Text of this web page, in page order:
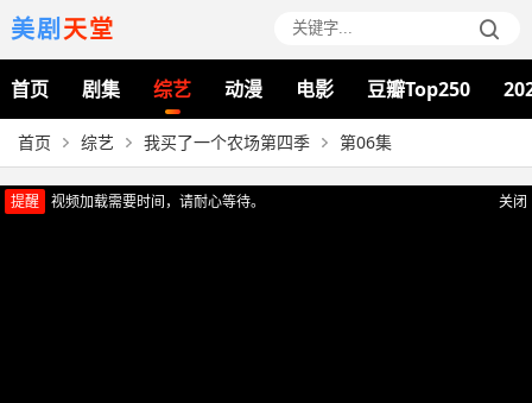
美剧天堂
首页 剧集 综艺 动漫 电影 豆瓣Top250
首页 综艺 我买了一个农场第四季 第06集
关闭
提醒
视频加载需要时间，请耐心等待。